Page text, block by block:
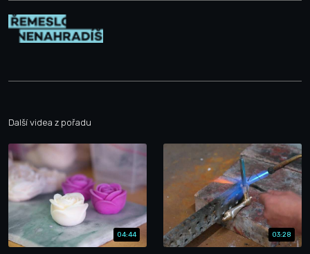
Další videa z pořadu
04:44 03:28